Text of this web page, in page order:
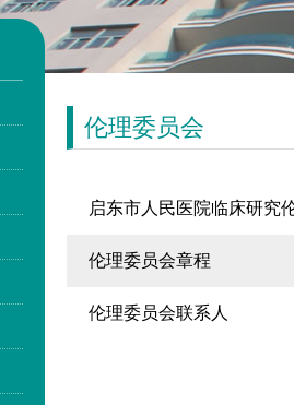
伦理委员会
启东市人民医院临床研究
伦理委员会章程
伦理委员会联系人